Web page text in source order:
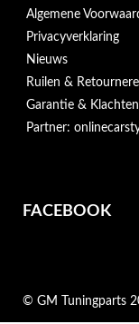
Algemene
Privacyverklaring
Nieuws
Ruilen &
Garantie & Klachten
Partner:
FACEBOOK
© GM Tuningparts